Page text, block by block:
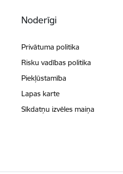
Noderīgi
Privātuma politika
Risku vadības politika
Piekļūstamība
Lapas karte
Sīkdatņu izvēles maiņa